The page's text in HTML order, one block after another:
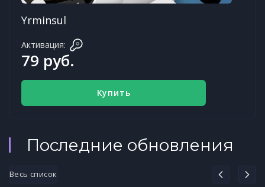
Yrminsul
Активация:
79 руб.
Купить
Последние обновления
Весь список